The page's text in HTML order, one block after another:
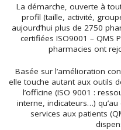
La démarche, ouverte à
profil (taille, activité,
aujourd’hui plus de 2750
certifiées ISO9001 – QMS
pharmacies ont
Basée sur l’amélioration
elle touche autant aux outils
l’officine (ISO 9001 :
interne, indicateurs…)
services aux patients